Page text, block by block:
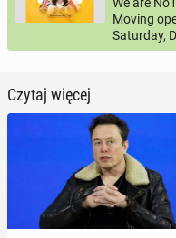
Moving
Saturday,
Czytaj więcej